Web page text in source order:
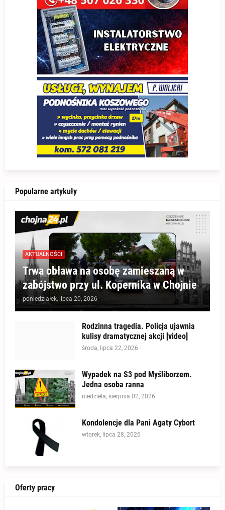
Popularne artykuły
AKTUALNOŚCI
Trwa obława na osobę zamieszaną w
zabójstwo przy ul. Kopernika w Chojnie
poniedziałek, lipca 20, 2026
Rodzinna tragedia. Policja ujawnia
kulisy dramatycznej akcji [video]
środa, lipca 22, 2026
Wypadek na S3 pod Myśliborzem.
Jedna osoba ranna
niedziela, sierpnia 02, 2026
Kondolencje dla Pani Agaty Cybort
wtorek, lipca 28, 2026
Oferty pracy